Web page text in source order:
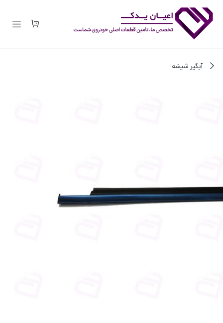
آبگیر شیشه